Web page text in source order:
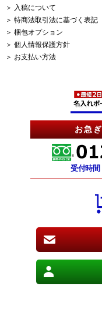
お急
受付時間
＞ 入稿について
＞ 特商法取引法に基づく表記
＞ 梱包オプション
＞ 個人情報保護方針
＞ お支払い方法